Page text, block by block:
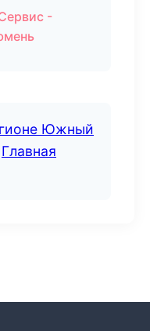
-
Южный
Главная